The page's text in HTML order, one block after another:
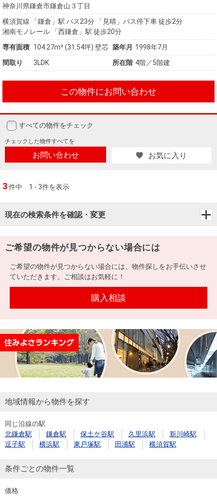
神奈川県鎌倉市鎌倉山３丁目
横須賀線 「鎌倉」駅 バス23分 「見晴」バス停下車 徒歩2分
湘南モノレール 「西鎌倉」駅 徒歩20分
専有面積 104.27m²(31.54坪) 壁芯 築年月
1998年7月
間取り
3LDK 所在階 4階／5階建
この物件にお問い合わせ
すべての物件をチェック
チェックした物件すべてを
お問い合わせ お気に入り
3件中 1 - 3件を表示
現在の検索条件を確認・変更
ご希望の物件が見つからない場合には
ご希望の物件が見つからない場合には、物件探しをお手伝いさせ
ていただきます。ご相談はお気軽に！
購入相談
地域情報から物件を探す
同じ沿線の駅
北鎌倉駅
鎌倉駅 保土ケ谷駅 久里浜駅
新川崎駅
逗子駅
横浜駅 東戸塚駅 田浦駅 横須賀駅
条件ごとの物件一覧
価格